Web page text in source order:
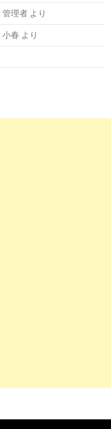
管理者 より
小春 より